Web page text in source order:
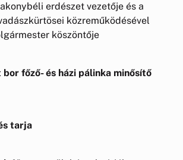
erdészet vezetője és a
közreműködésével
köszöntője
főző- és házi pálinka minősítő
tarja